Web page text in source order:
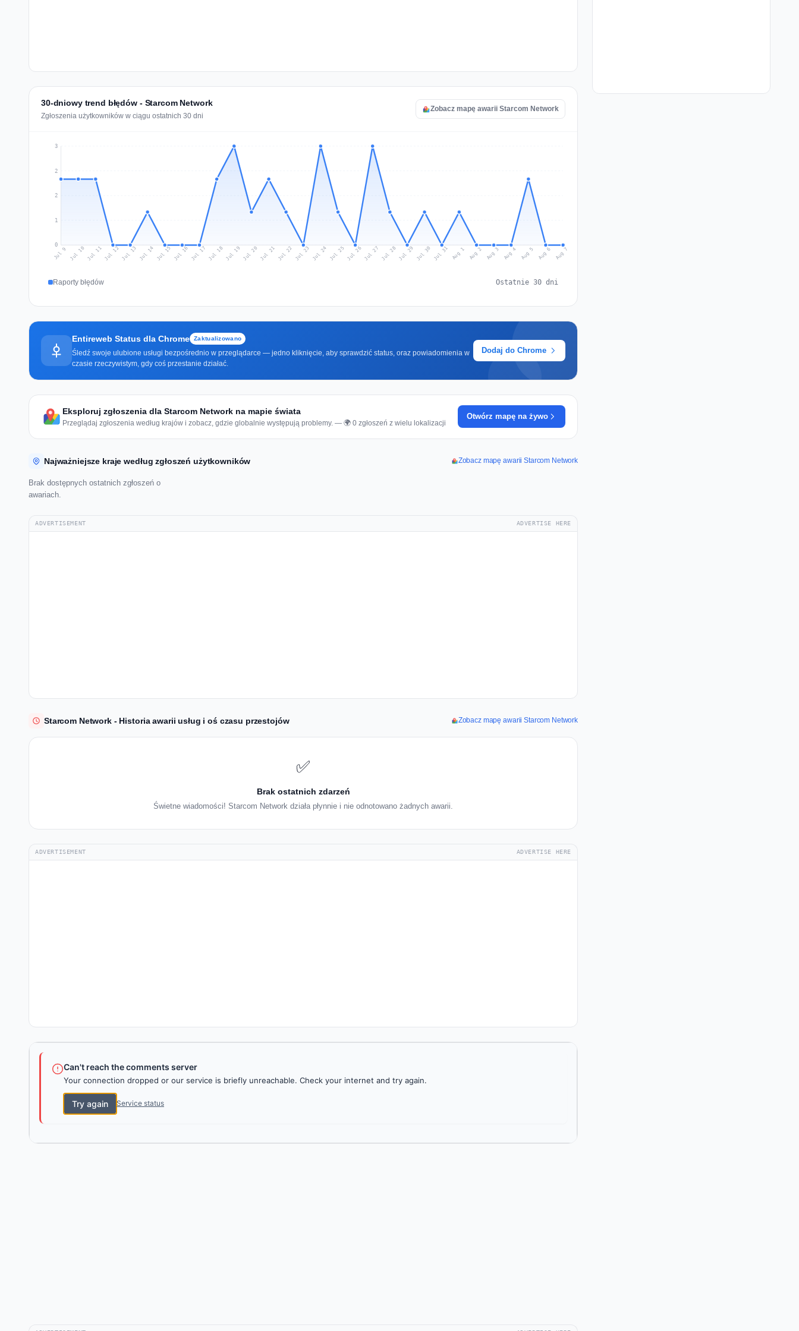
30-dniowy trend błędów - Starcom Network
Zgłoszenia użytkowników w ciągu ostatnich 30 dni
Zobacz mapę awarii Starcom Network
0
1
2
2
3
Jul 9 Jul 10 Jul 11Jul 12Jul 13 Jul 14 Jul 15 Jul 16 Jul 17 Jul 18Jul 19 Jul 20 Jul 21 Jul 22 Jul 23 Jul 24 Jul 25 Jul 26Jul 27 Jul 28Jul 29 Jul 30 Jul 31 Aug 1 Aug 2 Aug 3 Aug 4 Aug 5 Aug 6 Aug 7
Raporty błędów Ostatnie 30 dni
Entireweb Status dla Chrome Zaktualizowano
Śledź swoje ulubione usługi bezpośrednio w przeglądarce — jedno kliknięcie, aby sprawdzić status, oraz powiadomienia w
czasie rzeczywistym, gdy coś przestanie działać.
Dodaj do Chrome
Eksploruj zgłoszenia dla Starcom Network na mapie świata
Przeglądaj zgłoszenia według krajów i zobacz, gdzie globalnie występują problemy. — 🌍 0 zgłoszeń z wielu lokalizacji
Otwórz mapę na żywo
Najważniejsze kraje według zgłoszeń użytkowników Zobacz mapę awarii Starcom Network
Brak dostępnych ostatnich zgłoszeń o
awariach.
ADVERTISEMENT ADVERTISE HERE
Starcom Network - Historia awarii usług i oś czasu przestojów Zobacz mapę awarii Starcom Network
✅
Brak ostatnich zdarzeń
Świetne wiadomości! Starcom Network działa płynnie i nie odnotowano żadnych awarii.
ADVERTISEMENT ADVERTISE HERE
Can't reach the comments server
Your connection dropped or our service is briefly unreachable. Check your internet and try again.
Try again Service status